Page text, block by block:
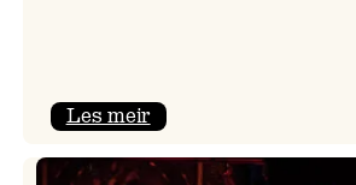
Les meir:
–